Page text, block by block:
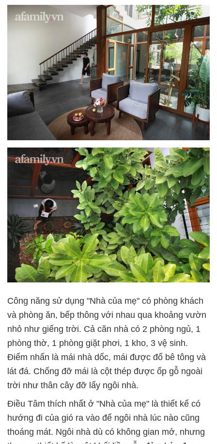
Công năng sử dụng "Nhà của mẹ" có phòng khách
và phòng ăn, bếp thông với nhau qua khoảng vườn
nhỏ như giếng trời. Cả căn nhà có 2 phòng ngủ, 1
phòng thờ, 1 phòng giặt phơi, 1 kho, 3 vệ sinh.
Điểm nhấn là mái nhà dốc, mái được đổ bê tông và
lát đá. Chống đỡ mái là cột thép được ốp gỗ ngoài
trời như thân cây đỡ lấy ngôi nhà.
Điều Tâm thích nhất ở "Nhà của mẹ" là thiết kế có
hướng đi của gió ra vào để ngôi nhà lúc nào cũng
thoáng mát. Ngôi nhà dù có không gian mở, nhưng